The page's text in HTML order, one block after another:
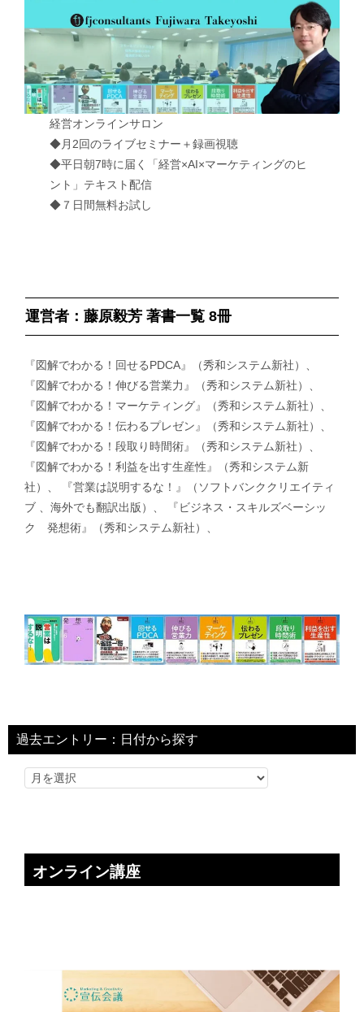
経営オンラインサロン
◆月2回のライブセミナー＋録画視聴
◆平日朝7時に届く「経営×AI×マーケティングのヒ
ント」テキスト配信
◆７日間無料お試し
運営者：藤原毅芳 著書一覧 8冊
『図解でわかる！回せるPDCA』（秀和システム新社）、
『図解でわかる！伸びる営業力』（秀和システム新社）、
『図解でわかる！マーケティング』（秀和システム新社）、
『図解でわかる！伝わるプレゼン』（秀和システム新社）、
『図解でわかる！段取り時間術』（秀和システム新社）、
『図解でわかる！利益を出す生産性』（秀和システム新
社）、 『営業は説明するな！』（ソフトバンククリエイティ
ブ 、海外でも翻訳出版）、 『ビジネス・スキルズベーシッ
ク 発想術』（秀和システム新社）、
過去エントリー：日付から探す
オンライン講座